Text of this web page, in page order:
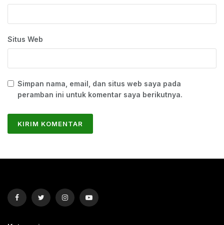
Situs Web
Simpan nama, email, dan situs web saya pada
peramban ini untuk komentar saya berikutnya.